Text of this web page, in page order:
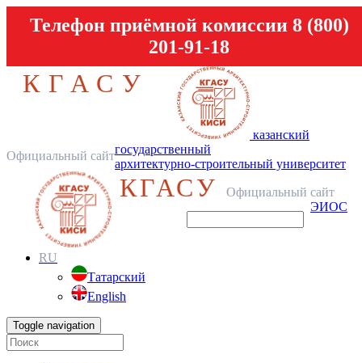
Телефон приёмной комиссии 8 (800)
201-91-18
КГАСУ
Официальный сайт
казанский
государственный
архитектурно-строительный университет
КГАСУ
Официальный сайт
ЭИОС
RU
Татарский
English
Toggle navigation